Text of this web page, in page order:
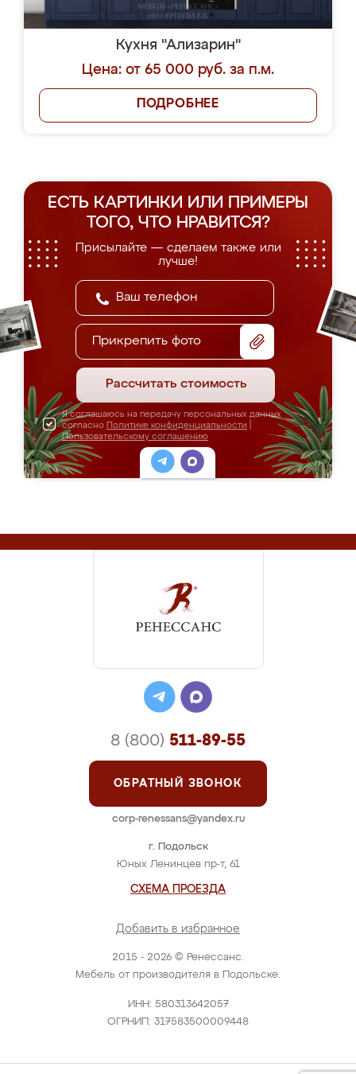
Кухня "Ализарин"
Цена: от 65 000 руб. за п.м.
ПОДРОБНЕЕ
ЕСТЬ КАРТИНКИ ИЛИ ПРИМЕРЫ
ТОГО, ЧТО НРАВИТСЯ?
Присылайте — сделаем также или
лучше!
Прикрепить фото
Рассчитать стоимость
Я соглашаюсь на передачу персональных данных
согласно Политике конфиденциальности
Пользовательскому соглашению
2015 - 2026 © Ренессанс.
Мебель от производителя в Подольске.
ИНН: 580313642057
ОГРНИП: 317583500009448
г. Подольск
Юных Ленинцев пр-т, 61
СХЕМА ПРОЕЗДА
Добавить в избранное
8 (800) 511-89-55
ОБРАТНЫЙ ЗВОНОК
corp-renessans@yandex.ru